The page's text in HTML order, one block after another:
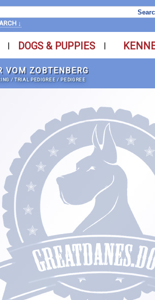
↓
| DOGS & PUPPIES |
VOM ZOBTENBERG
/TRIAL PEDIGREE / PEDIGREE